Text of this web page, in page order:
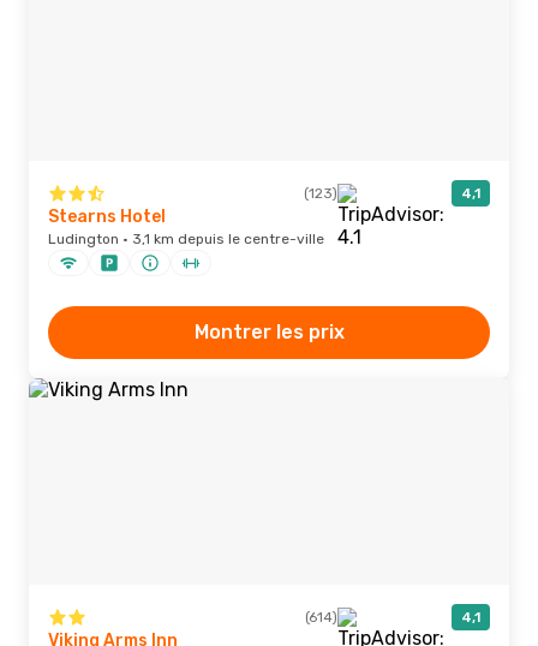
(123) 4,1
Stearns Hotel
Ludington · 3,1 km depuis le centre-ville
Montrer les prix
(614) 4,1
Viking Arms Inn